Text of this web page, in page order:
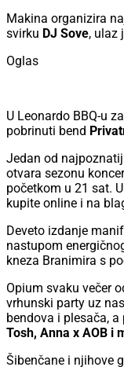
Makina organizira
svirku DJ Sove, ulaz
Oglas
U Leonardo BBQ-u
pobrinuti bend
Jedan od
otvara sezonu
početkom u 21 sat.
kupite online i na
Deveto izdanje
nastupom
kneza Branimira s
Opium svaku večer
vrhunski party uz
bendova i plesača,
Tosh, Anna x AOB i
Šibenčane i njihove